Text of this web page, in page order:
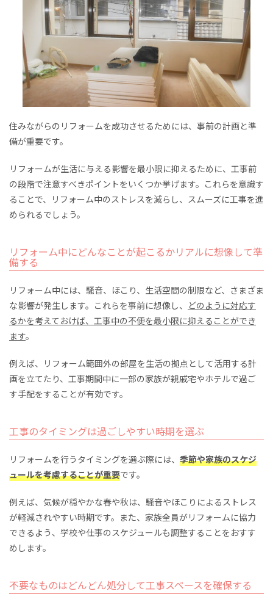
住みながらのリフォームを成功させるためには、事前の計画と準
備が重要です。
リフォームが生活に与える影響を最小限に抑えるために、工事前
の段階で注意すべきポイントをいくつか挙げます。これらを意識す
ることで、リフォーム中のストレスを減らし、スムーズに工事を進
められるでしょう。
リフォーム中にどんなことが起こるかリアルに想像して準
備する
リフォーム中には、騒音、ほこり、生活空間の制限など、さまざま
な影響が発生します。これらを事前に想像し、 どのように対応す
るかを考えておけば、工事中の不便を最小限に抑えることができ
ます。
例えば、リフォーム範囲外の部屋を生活の拠点として活用する計
画を立てたり、工事期間中に一部の家族が親戚宅やホテルで過ご
す手配をすることが有効です。
工事のタイミングは過ごしやすい時期を選ぶ
リフォームを行うタイミングを選ぶ際には、 季節や家族のスケジ
ュールを考慮することが重要です。
例えば、気候が穏やかな春や秋は、騒音やほこりによるストレス
が軽減されやすい時期です。また、家族全員がリフォームに協力
できるよう、学校や仕事のスケジュールも調整することをおすす
めします。
不要なものはどんどん処分して工事スペースを確保する